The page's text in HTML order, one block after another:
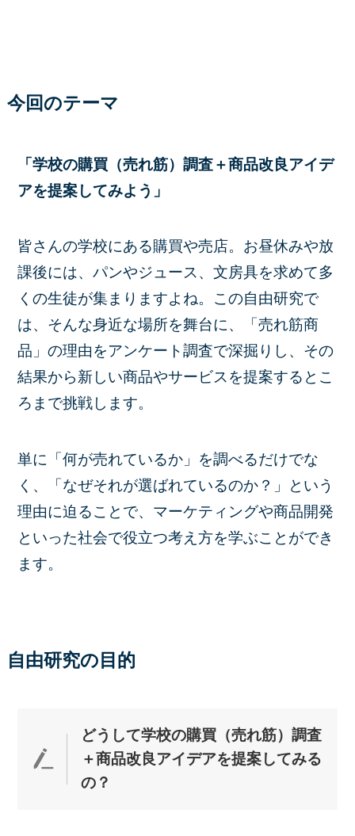
今回のテーマ
「学校の購買（売れ筋）調査＋商品改良アイデ
アを提案してみよう」
皆さんの学校にある購買や売店。お昼休みや放
課後には、パンやジュース、文房具を求めて多
くの生徒が集まりますよね。この自由研究で
は、そんな身近な場所を舞台に、
「売れ筋商
品」の理由をアンケート調査で深掘り し、その
結果から新しい商品やサービスを提案するとこ
ろまで挑戦します。
単に「何が売れているか」を調べるだけでな
く、「 なぜそれが選ばれているのか？ 」という
理由に迫ることで、 マーケティングや商品開発
といった社会で役立つ考え方を学ぶことができ
ます。
自由研究の目的
どうして学校の購買（売れ筋）調査
＋商品改良アイデアを提案してみる
の？